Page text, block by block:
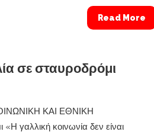
Read More
σε σταυροδρόμι
ΚΑΙ ΕΘΝΙΚΗ
γαλλική κοινωνία δεν είναι